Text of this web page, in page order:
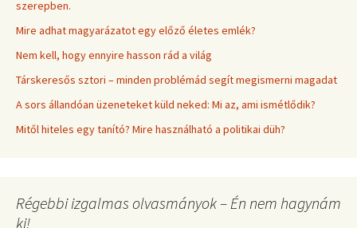
szerepben.
Mire adhat magyarázatot egy előző életes emlék?
Nem kell, hogy ennyire hasson rád a világ
Társkeresős sztori – minden problémád segít megismerni magadat
A sors állandóan üzeneteket küld neked: Mi az, ami ismétlődik?
Mitől hiteles egy tanító? Mire használható a politikai düh?
Régebbi izgalmas olvasmányok – Én nem hagynám
ki!